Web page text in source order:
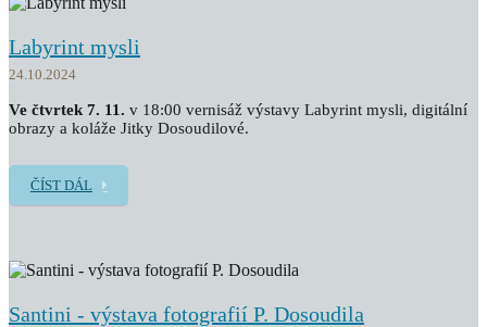
Labyrint mysli
24.10.2024
Ve čtvrtek 7. 11. v 18:00 vernisáž výstavy Labyrint mysli, digitální
obrazy a koláže Jitky Dosoudilové.
ČÍST DÁL
Santini - výstava fotografií P. Dosoudila